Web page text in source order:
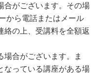
合がございます。その場
から電話またはメール
絡の上、受講料を全額返
場合がございます。ま
なっている講座がある場